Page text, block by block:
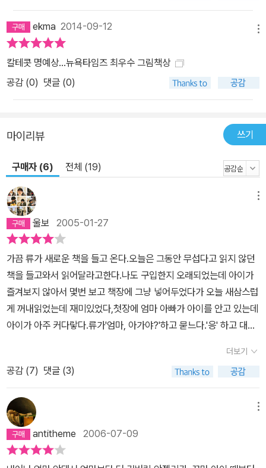
ekma 2014-09-12
칼테콧 명예상...뉴욕타임즈 최우수 그림책상
공감 (0) 댓글 (0)
마이리뷰 쓰기
구매자 (6) 전체 (19)
울보 2005-01-27
가끔 류가 새로운 책을 들고 온다.오늘은 그동안 무섭다고 읽지 않던
책을 들고와서 읽어달라고한다.나도 구입한지 오래되었는데 아이가
즐겨보지 않아서 몇번 보고 책장에 그냥 넣어두었다가 오늘 새삼스럽
게 꺼내읽었는데 재미있었다,첫장에 엄마 아빠가 아이를 안고 있는데
아이가 아주 커다랗다.류가'엄마, 아가야?'하고 묻느다.'응' 하고 대답
심히 읽어주었습니다.아이는 안젤리카가 키가 커서 많은사람들을 도
와주는 모습을 보고 '크면 좋구나'합니다.그리고 커다란 곰이 나타나
서 마을을 못살게 굴엇 많은 사람들이 마을을 구하기 위해서 몰려드
는 모습을 보고 '여자는 없어'합니다.그리고 안젤리카랑 곰이랑 한판
승부를 벌이는 모습을 보고는 '이겨라,이겨라'합니다.그리고 모든사람
들이 안젤리카의 승리를 보고 같이 즐거워합니다.그리고 맨 마지막장
면에 큰곰자리 이야기가 나오면 엄마 별자리..하고 묻는다.그런데 아
더보기
공감 (7) 댓글 (3)
antitheme 2006-07-09